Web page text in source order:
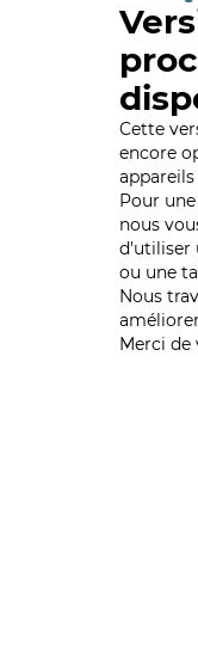
Cette
encore
Pour
nous
d'utiliser
ou une
Nous
Merci de